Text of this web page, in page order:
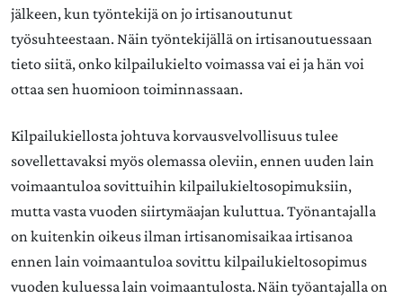
jälkeen, kun työntekijä on jo irtisanoutunut
työsuhteestaan. Näin työntekijällä on irtisanoutuessaan
tieto siitä, onko kilpailukielto voimassa vai ei ja hän voi
ottaa sen huomioon toiminnassaan.
Kilpailukiellosta johtuva korvausvelvollisuus tulee
sovellettavaksi myös olemassa oleviin, ennen uuden lain
voimaantuloa sovittuihin kilpailukieltosopimuksiin,
mutta vasta vuoden siirtymäajan kuluttua. Työnantajalla
on kuitenkin oikeus ilman irtisanomisaikaa irtisanoa
ennen lain voimaantuloa sovittu kilpailukieltosopimus
vuoden kuluessa lain voimaantulosta. Näin työantajalla on